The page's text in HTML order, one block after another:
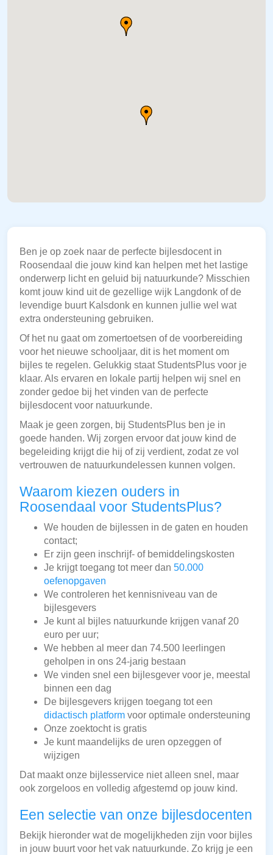
Ben je op zoek naar de perfecte bijlesdocent in
Roosendaal die jouw kind kan helpen met het lastige
onderwerp licht en geluid bij natuurkunde? Misschien
komt jouw kind uit de gezellige wijk Langdonk of de
levendige buurt Kalsdonk en kunnen jullie wel wat
extra ondersteuning gebruiken.
Of het nu gaat om zomertoetsen of de voorbereiding
voor het nieuwe schooljaar, dit is het moment om
bijles te regelen. Gelukkig staat StudentsPlus voor je
klaar. Als ervaren en lokale partij helpen wij snel en
zonder gedoe bij het vinden van de perfecte
bijlesdocent voor natuurkunde.
Maak je geen zorgen, bij StudentsPlus ben je in
goede handen. Wij zorgen ervoor dat jouw kind de
begeleiding krijgt die hij of zij verdient, zodat ze vol
vertrouwen de natuurkundelessen kunnen volgen.
Waarom kiezen ouders in
Roosendaal voor StudentsPlus?
We houden de bijlessen in de gaten en houden
contact;
Er zijn geen inschrijf- of bemiddelingskosten
Je krijgt toegang tot meer dan 50.000
oefenopgaven
We controleren het kennisniveau van de
bijlesgevers
Je kunt al bijles natuurkunde krijgen vanaf 20
euro per uur;
We hebben al meer dan 74.500 leerlingen
geholpen in ons 24-jarig bestaan
We vinden snel een bijlesgever voor je, meestal
binnen een dag
De bijlesgevers krijgen toegang tot een
didactisch platform voor optimale ondersteuning
Onze zoektocht is gratis
Je kunt maandelijks de uren opzeggen of
wijzigen
Dat maakt onze bijlesservice niet alleen snel, maar
ook zorgeloos en volledig afgestemd op jouw kind.
Een selectie van onze bijlesdocenten
Bekijk hieronder wat de mogelijkheden zijn voor bijles
in jouw buurt voor het vak natuurkunde. Zo krijg je een